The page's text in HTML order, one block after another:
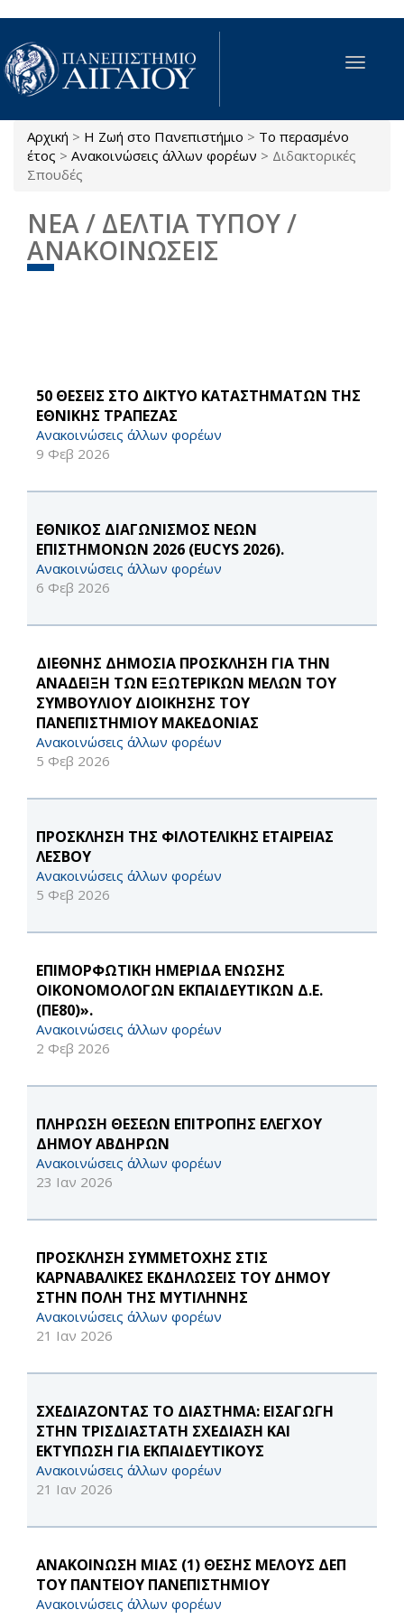
Παράκαμψη προς το κυρίως περιεχόμενο
Toggle
Είστε εδώ
Αρχική > Η Ζωή στο Πανεπιστήμιο > Το περασμένο
έτος > Ανακοινώσεις άλλων φορέων > Διδακτορικές
Σπουδές
ΝΕΑ / ΔΕΛΤΙΑ ΤΥΠΟΥ /
ΑΝΑΚΟΙΝΩΣΕΙΣ
50 ΘΕΣΕΙΣ ΣΤΟ ΔΙΚΤΥΟ ΚΑΤΑΣΤΗΜΑΤΩΝ ΤΗΣ
ΕΘΝΙΚΗΣ ΤΡΑΠΕΖΑΣ
Ανακοινώσεις άλλων φορέων
9 Φεβ 2026
ΕΘΝΙΚΟΣ ΔΙΑΓΩΝΙΣΜΟΣ ΝΕΩΝ
ΕΠΙΣΤΗΜΟΝΩΝ 2026 (EUCYS 2026).
Ανακοινώσεις άλλων φορέων
6 Φεβ 2026
ΔΙΕΘΝΗΣ ΔΗΜΟΣΙΑ ΠΡΟΣΚΛΗΣΗ ΓΙΑ ΤΗΝ
ΑΝΑΔΕΙΞΗ ΤΩΝ ΕΞΩΤΕΡΙΚΩΝ ΜΕΛΩΝ ΤΟΥ
ΣΥΜΒΟΥΛΙΟΥ ΔΙΟΙΚΗΣΗΣ ΤΟΥ
ΠΑΝΕΠΙΣΤΗΜΙΟΥ ΜΑΚΕΔΟΝΙΑΣ
Ανακοινώσεις άλλων φορέων
5 Φεβ 2026
ΠΡΟΣΚΛΗΣΗ ΤΗΣ ΦΙΛΟΤΕΛΙΚΗΣ ΕΤΑΙΡΕΙΑΣ
ΛΕΣΒΟΥ
Ανακοινώσεις άλλων φορέων
5 Φεβ 2026
ΕΠΙΜΟΡΦΩΤΙΚΗ ΗΜΕΡΙΔΑ ΕΝΩΣΗΣ
ΟΙΚΟΝΟΜΟΛΟΓΩΝ ΕΚΠΑΙΔΕΥΤΙΚΩΝ Δ.Ε.
(ΠΕ80)».
Ανακοινώσεις άλλων φορέων
2 Φεβ 2026
ΠΛΗΡΩΣΗ ΘΕΣΕΩΝ ΕΠΙΤΡΟΠΗΣ ΕΛΕΓΧΟΥ
ΔΗΜΟΥ ΑΒΔΗΡΩΝ
Ανακοινώσεις άλλων φορέων
23 Ιαν 2026
ΠΡΟΣΚΛΗΣΗ ΣΥΜΜΕΤΟΧΗΣ ΣΤΙΣ
ΚΑΡΝΑΒΑΛΙΚΕΣ ΕΚΔΗΛΩΣΕΙΣ ΤΟΥ ΔΗΜΟΥ
ΣΤΗΝ ΠΟΛΗ ΤΗΣ ΜΥΤΙΛΗΝΗΣ
Ανακοινώσεις άλλων φορέων
21 Ιαν 2026
ΣΧΕΔΙΑΖΟΝΤΑΣ ΤΟ ΔΙΑΣΤΗΜΑ: ΕΙΣΑΓΩΓΗ
ΣΤΗΝ ΤΡΙΣΔΙΑΣΤΑΤΗ ΣΧΕΔΙΑΣΗ ΚΑΙ
ΕΚΤΥΠΩΣΗ ΓΙΑ ΕΚΠΑΙΔΕΥΤΙΚΟΥΣ
Ανακοινώσεις άλλων φορέων
21 Ιαν 2026
ΑΝΑΚΟΙΝΩΣΗ ΜΙΑΣ (1) ΘΕΣΗΣ ΜΕΛΟΥΣ ΔΕΠ
ΤΟΥ ΠΑΝΤΕΙΟΥ ΠΑΝΕΠΙΣΤΗΜΙΟΥ
Ανακοινώσεις άλλων φορέων